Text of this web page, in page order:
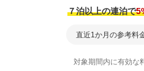
７泊以上の連泊で5
直近1か月の参考料
対象期間内に有効な